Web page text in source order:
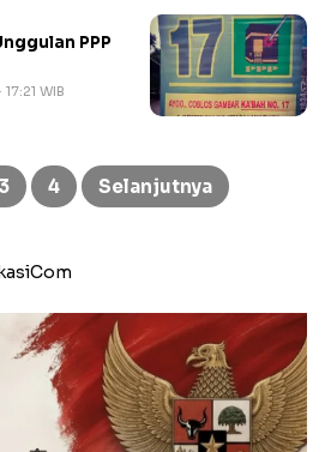
PPP
WIB
3 4 Selanjutnya